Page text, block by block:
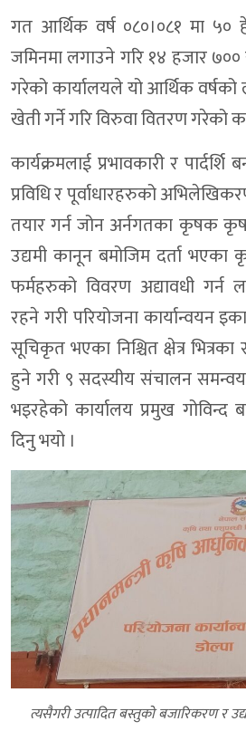
गत आर्थिक वर्ष ०८०।०८१ मा ५०
जमिनमा लगाउने गरि १४ हजार
गरेको कार्यालयले यो आर्थिक
खेती गर्ने गरि विरुवा वितरण गरेको
कार्यक्रमलाई प्रभावकारी र पार्दर्शि
प्रविधि र पूर्वाधारहरुको
तयार गर्न जोन अर्नगतका कृषक
उद्यमी कानून बमोजिम दर्ता भएका
फर्महरुको विवरण अद्यावधी गर्न
रहने गरी परियोजना कार्यान्वयन
सूचिकृत भएका निश्चित क्षेत्र भित्रका
हुने गरी ९ सदस्यीय संचालन
भइरहेको कार्यालय प्रमुख गोविन्द
दिनु भयो ।
त्यसैगरी उत्पादित बस्तुको बजारिकरण र